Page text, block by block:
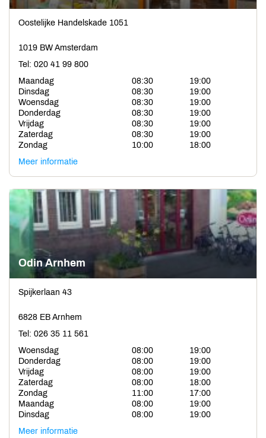
Oostelijke Handelskade 1051
1019 BW Amsterdam
Tel: 020 41 99 800
Maandag
08:30
19:00
Dinsdag
08:30
19:00
Woensdag
08:30
19:00
Donderdag
08:30
19:00
Vrijdag
08:30
19:00
Zaterdag
08:30
19:00
Zondag
10:00
18:00
Meer informatie
Odin Arnhem
Spijkerlaan 43
6828 EB Arnhem
Tel: 026 35 11 561
Woensdag
08:00
19:00
Donderdag
08:00
19:00
Vrijdag
08:00
19:00
Zaterdag
08:00
18:00
Zondag
11:00
17:00
Maandag
08:00
19:00
Dinsdag
08:00
19:00
Meer informatie